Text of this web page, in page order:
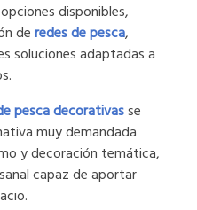
disponibles,
deredes de pesca,
soluciones adaptadas a
pesca decorativasse
muy demandada
y decoración temática,
capaz de aportar